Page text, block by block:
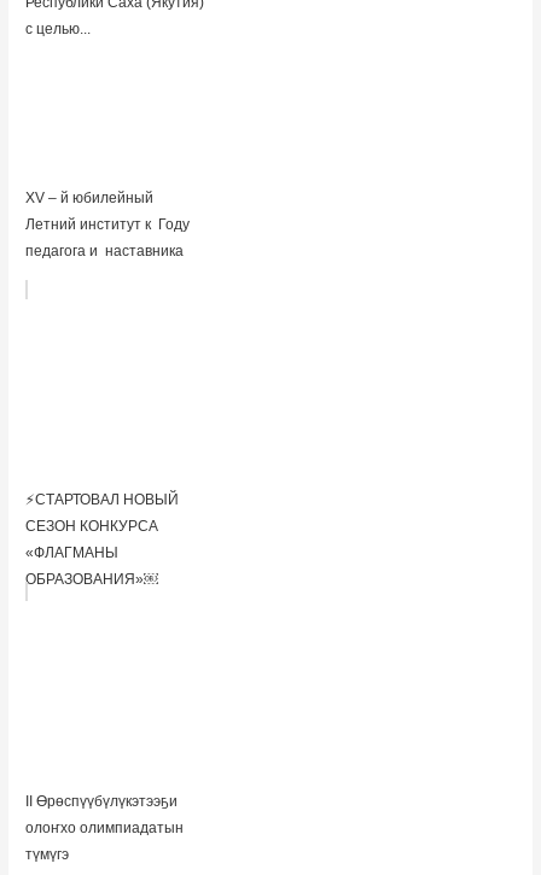
с целью...
XV – й юбилейный
Летний институт к Году
педагога и наставника
⚡️СТАРТОВАЛ НОВЫЙ
СЕЗОН КОНКУРСА
«ФЛАГМАНЫ
ОБРАЗОВАНИЯ»￼
II Өрөспүүбүлүкэтээҕи
олоҥхо олимпиадатын
түмүгэ